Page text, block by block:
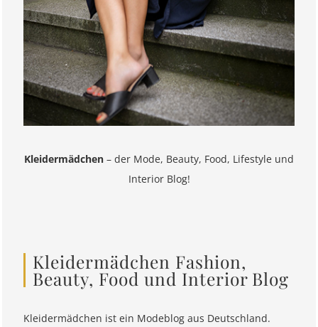
Kleidermädchen – der Mode, Beauty, Food, Lifestyle und
Interior Blog!
Kleidermädchen Fashion,
Beauty, Food und Interior Blog
Kleidermädchen ist ein Modeblog aus Deutschland.